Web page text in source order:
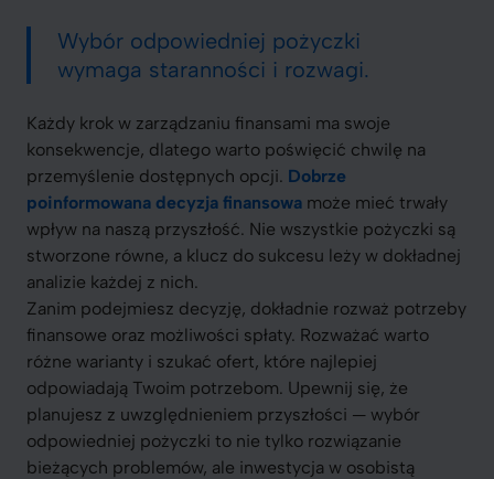
Wybór odpowiedniej pożyczki
wymaga staranności i rozwagi.
Każdy krok w zarządzaniu finansami ma swoje
konsekwencje, dlatego warto poświęcić chwilę na
przemyślenie dostępnych opcji. Dobrze
poinformowana decyzja finansowa może mieć trwały
wpływ na naszą przyszłość. Nie wszystkie pożyczki są
stworzone równe, a klucz do sukcesu leży w dokładnej
analizie każdej z nich.
Zanim podejmiesz decyzję, dokładnie rozważ potrzeby
finansowe oraz możliwości spłaty. Rozważać warto
różne warianty i szukać ofert, które najlepiej
odpowiadają Twoim potrzebom. Upewnij się, że
planujesz z uwzględnieniem przyszłości — wybór
odpowiedniej pożyczki to nie tylko rozwiązanie
bieżących problemów, ale inwestycja w osobistą